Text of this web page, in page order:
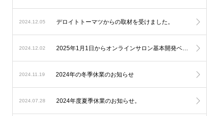
2024.12.05 デロイトトーマツからの取材を受けました。
2024.12.02 2025年1月1日からオンラインサロン基本開発ベースシステムの料金改定を実施します。
2024.11.19 2024年の冬季休業のお知らせ
2024.07.28 2024年度夏季休業のお知らせ。